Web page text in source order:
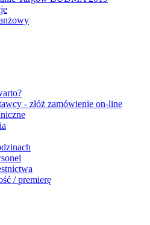
- złóż zamówienie on-line
/ premierę